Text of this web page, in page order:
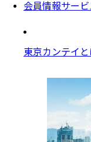
会員情報サー
東京カンテイと